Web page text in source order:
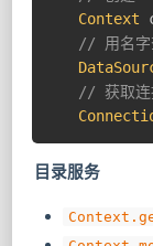
Context
// 用名字
// 获取连
目录服务